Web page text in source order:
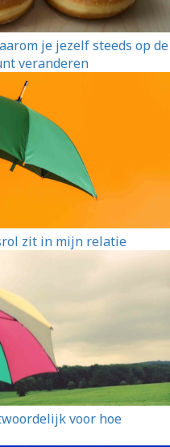
je jezelf steeds op de
veranderen
zit in mijn relatie
voor hoe